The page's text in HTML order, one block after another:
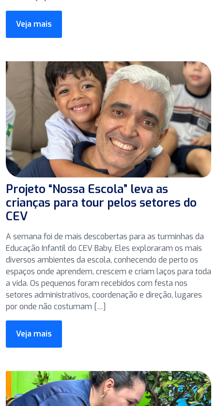
Veja mais
Projeto “Nossa Escola” leva as
crianças para tour pelos setores do
CEV
A semana foi de mais descobertas para as turminhas da
Educação Infantil do CEV Baby. Eles exploraram os mais
diversos ambientes da escola, conhecendo de perto os
espaços onde aprendem, crescem e criam laços para toda
a vida. Os pequenos foram recebidos com festa nos
setores administrativos, coordenação e direção, lugares
por onde não costumam […]
Veja mais